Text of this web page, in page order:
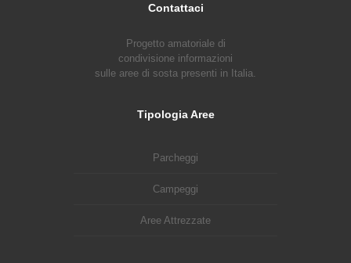
Contattaci
Progetto amatoriale di
condivisione informazioni
sulle aree di sosta presenti in Italia.
Tipologia Aree
Parcheggi
Campeggi
Aree Attrezzate